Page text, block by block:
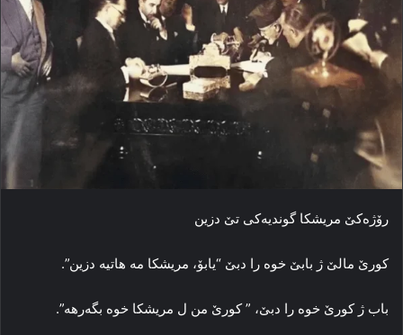
رۆژه‌کێ مریشکا گوندیەکی تێ دزین
کورێ مالێ ژ بابێ خوه‌ را دبێ “یابۆ، مریشکا مه‌ هاتیه‌ دزین”.
باب ژ کورێ خوه‌ را دبێ، ” کورێ من ل مریشکا خوه‌ بگەرهە”.